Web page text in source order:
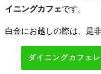
イニングカフェです。
白金にお越しの際は、是
ダイニングカフェ